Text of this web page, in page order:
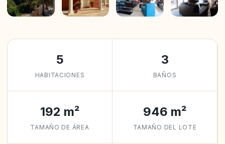
5
HABITACIONES
3
BAÑOS
192 m²
TAMAÑO DE ÁREA
946 m²
TAMAÑO DEL LOTE